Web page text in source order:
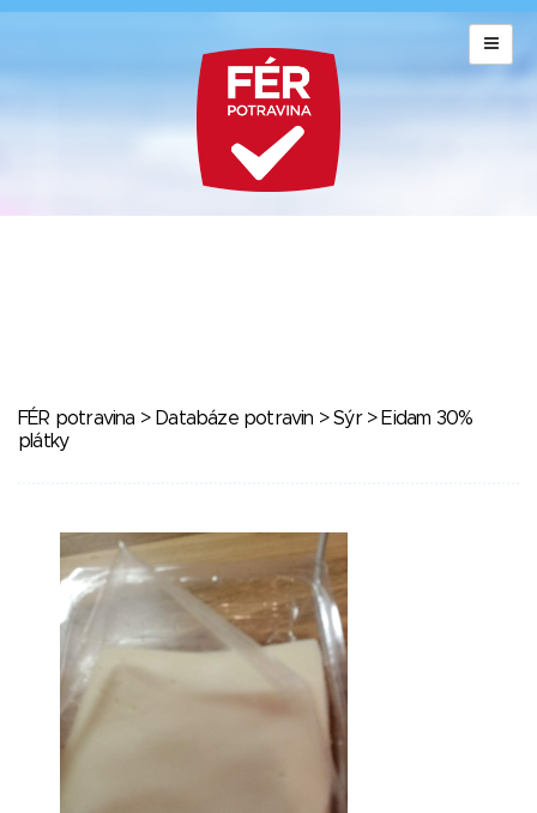
FÉR potravina > Databáze potravin >Sýr> Eidam 30%
plátky